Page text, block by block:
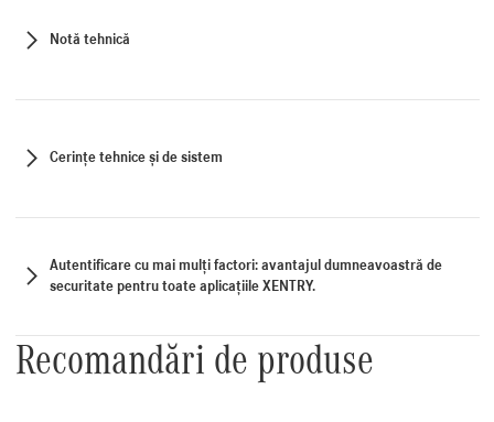
Notă tehnică
Cerințe tehnice și de sistem
Autentificare cu mai mulți factori: avantajul dumneavoastră de
securitate pentru toate aplicațiile XENTRY.
Recomandări de produse